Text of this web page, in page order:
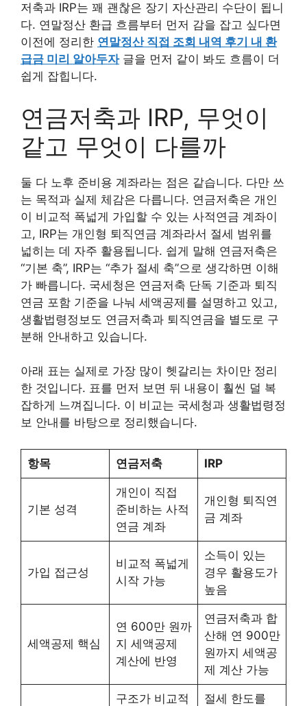
저축과 IRP는 꽤 괜찮은 장기 자산관리 수단이 됩니
다. 연말정산 환급 흐름부터 먼저 감을 잡고 싶다면
이전에 정리한 연말정산 직접 조회 내역 후기 내 환
급금 미리 알아두자글을 먼저 같이 봐도 흐름이 더
쉽게 잡힙니다.
연금저축과 IRP, 무엇이
같고 무엇이 다를까
둘 다 노후 준비용 계좌라는 점은 같습니다. 다만 쓰
는 목적과 실제 체감은 다릅니다. 연금저축은 개인
이 비교적 폭넓게 가입할 수 있는 사적연금 계좌이
고, IRP는 개인형 퇴직연금 계좌라서 절세 범위를
넓히는 데 자주 활용됩니다. 쉽게 말해 연금저축은
“기본 축”, IRP는 “추가 절세 축”으로 생각하면 이해
가 빠릅니다. 국세청은 연금저축 단독 기준과 퇴직
연금 포함 기준을 나눠 세액공제를 설명하고 있고,
생활법령정보도 연금저축과 퇴직연금을 별도로 구
분해 안내하고 있습니다.
아래 표는 실제로 가장 많이 헷갈리는 차이만 정리
한 것입니다. 표를 먼저 보면 뒤 내용이 훨씬 덜 복
잡하게 느껴집니다. 이 비교는 국세청과 생활법령정
보 안내를 바탕으로 정리했습니다.
항목 연금저축 IRP
기본 성격
개인이 직접
준비하는 사적
연금 계좌
개인형 퇴직연
금 계좌
가입 접근성
비교적 폭넓게
시작 가능
소득이 있는
경우 활용도가
높음
세액공제 핵심
연 600만 원까
지 세액공제
계산에 반영
연금저축과 합
산해 연 900만
원까지 세액공
제 계산 가능
구조가 비교적
절세 한도를